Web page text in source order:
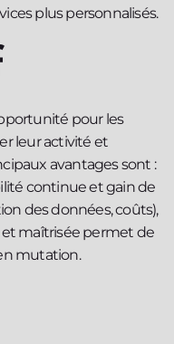
plus personnalisés.
pour les
leur activité et
avantages sont :
continue et gain de
des données, coûts),
maîtrisée permet de
mutation.